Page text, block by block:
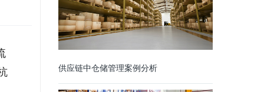
供应链中仓储管理案例分析